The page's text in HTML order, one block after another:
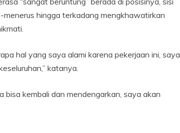
hingga terkadang mengkhawatirkan
hal yang saya alami karena pekerjaan ini, saya
katanya.
bisa kembali dan mendengarkan, saya akan